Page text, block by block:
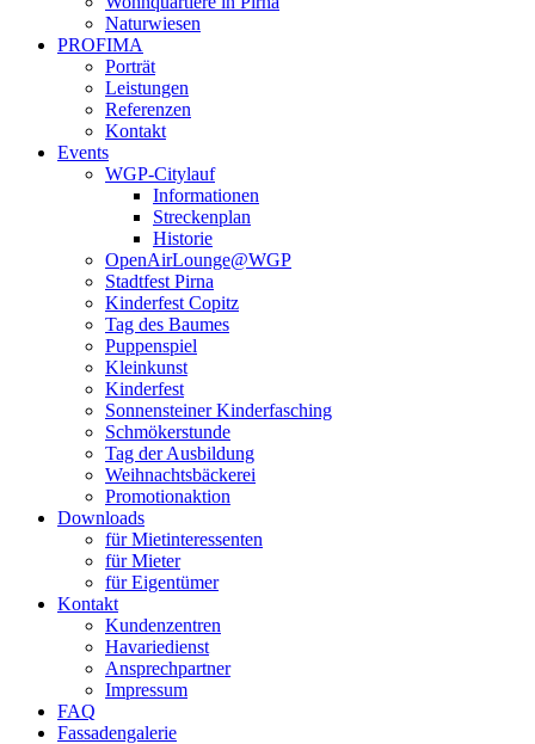
Naturwiesen
PROFIMA
Porträt
Leistungen
Referenzen
Kontakt
Events
WGP-Citylauf
Informationen
Streckenplan
Historie
OpenAirLounge@WGP
Stadtfest Pirna
Kinderfest Copitz
Tag des Baumes
Puppenspiel
Kleinkunst
Kinderfest
Sonnensteiner Kinderfasching
Schmökerstunde
Tag der Ausbildung
Weihnachtsbäckerei
Promotionaktion
Downloads
für Mietinteressenten
für Mieter
für Eigentümer
Kontakt
Kundenzentren
Havariedienst
Ansprechpartner
Impressum
FAQ
Fassadengalerie